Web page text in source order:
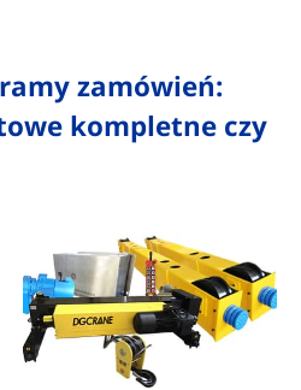
zamówień:
kompletne czy